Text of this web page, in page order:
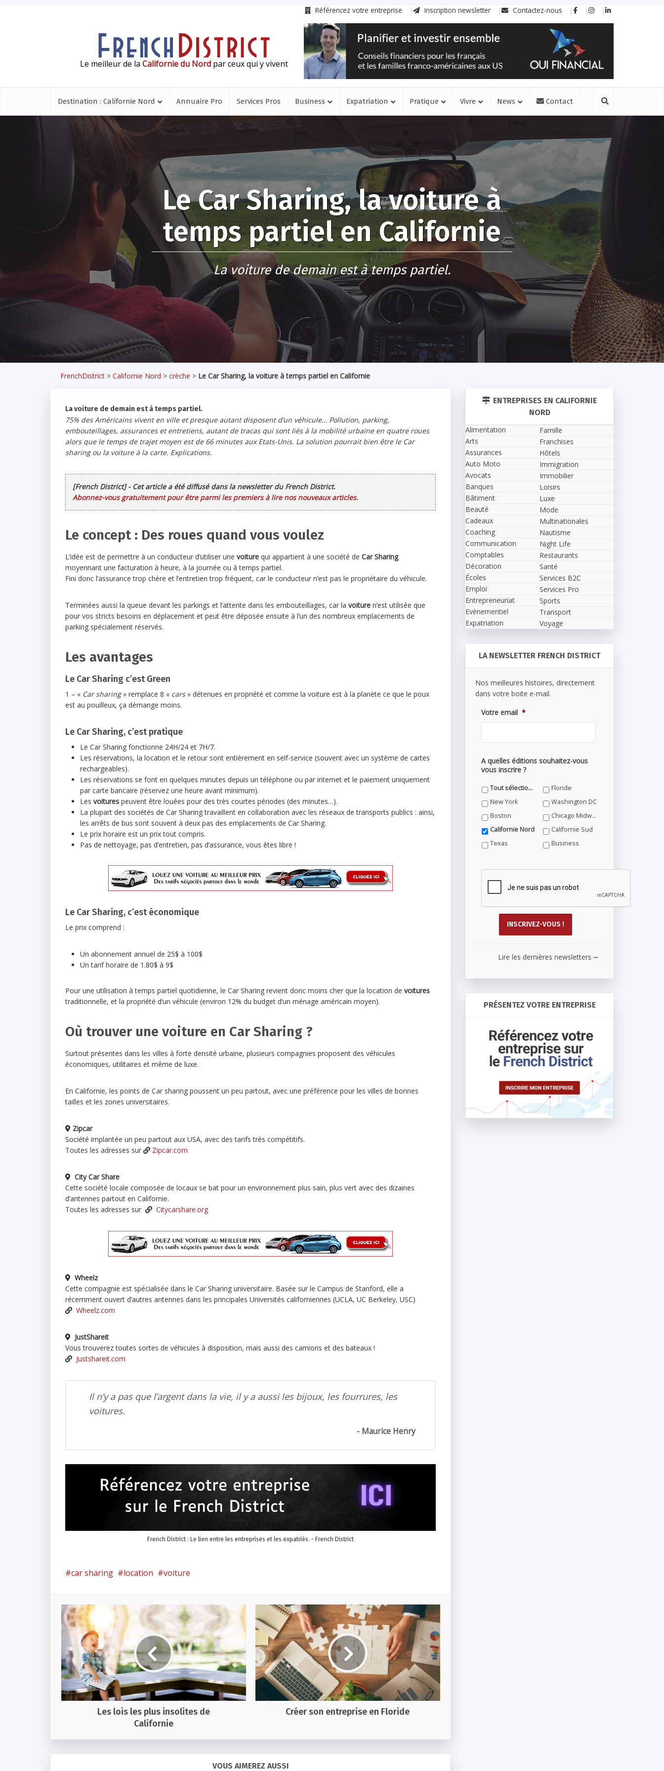
Référencez votre entreprise Inscription newsletter Contactez-nous
Le meilleur de la Californie du Nord par ceux qui y vivent
Destination : Californie Nord Annuaire Pro Services Pros Business Expatriation Pratique Vivre News Contact
Le Car Sharing, la voiture à
temps partiel en Californie
La voiture de demain est à temps partiel.
FrenchDistrict > Californie Nord > crèche > Le Car Sharing, la voiture à temps partiel en Californie
La voiture de demain est à temps partiel.
75% des Américains vivent en ville et presque autant disposent d’un véhicule… Pollution, parking,
embouteillages, assurances et entretiens, autant de tracas qui sont liés à la mobilité urbaine en quatre roues
alors que le temps de trajet moyen est de 66 minutes aux Etats-Unis. La solution pourrait bien être le Car
sharing ou la voiture à la carte. Explications.
[French District] - Cet article a été diffusé dans la newsletter du French District.
Abonnez-vous gratuitement pour être parmi les premiers à lire nos nouveaux articles.
Le concept : Des roues quand vous voulez
L’idée est de permettre à un conducteur d’utiliser une voiture qui appartient à une société de Car Sharing
moyennant une facturation à heure, à la journée ou à temps partiel.
Fini donc l’assurance trop chère et l’entretien trop fréquent, car le conducteur n’est pas le propriétaire du véhicule.
Terminées aussi la queue devant les parkings et l’attente dans les embouteillages, car la voiture n’est utilisée que
pour vos stricts besoins en déplacement et peut être déposée ensuite à l’un des nombreux emplacements de
parking spécialement réservés.
Les avantages
Le Car Sharing c’est Green
1 – « Car sharing» remplace 8 « cars» détenues en propriété et comme la voiture est à la planète ce que le poux
est au pouilleux, ça démange moins.
Le Car Sharing, c’est pratique
Le Car Sharing fonctionne 24H/24 et 7H/7.
Les réservations, la location et le retour sont entièrement en self-service (souvent avec un système de cartes
rechargeables).
Les réservations se font en quelques minutes depuis un téléphone ou par internet et le paiement uniquement
par carte bancaire (réservez une heure avant minimum).
Les voitures peuvent être louées pour des très courtes périodes (des minutes…).
La plupart des sociétés de Car Sharing travaillent en collaboration avec les réseaux de transports publics : ainsi,
les arrêts de bus sont souvent à deux pas des emplacements de Car Sharing.
Le prix horaire est un prix tout compris.
Pas de nettoyage, pas d’entretien, pas d’assurance, vous êtes libre !
Le Car Sharing, c’est économique
Le prix comprend :
Un abonnement annuel de 25$ à 100$
Un tarif horaire de 1.80$ à 9$
Pour une utilisation à temps partiel quotidienne, le Car Sharing revient donc moins cher que la location de voitures
traditionnelle, et la propriété d’un véhicule (environ 12% du budget d’un ménage américain moyen).
Où trouver une voiture en Car Sharing ?
Surtout présentes dans les villes à forte densité urbaine, plusieurs compagnies proposent des véhicules
économiques, utilitaires et même de luxe.
En Californie, les points de Car sharing poussent un peu partout, avec une préférence pour les villes de bonnes
tailles et les zones universitaires.
Zipcar
Société implantée un peu partout aux USA, avec des tarifs très compétitifs.
Toutes les adresses sur
Zipcar.com
City Car Share
Cette société locale composée de locaux se bat pour un environnement plus sain, plus vert avec des dizaines
d’antennes partout en Californie.
Toutes les adresses sur
Citycarshare.org
Wheelz
Cette compagnie est spécialisée dans le Car Sharing universitaire. Basée sur le Campus de Stanford, elle a
récemment ouvert d’autres antennes dans les principales Universités californiennes (UCLA, UC Berkeley, USC)
Wheelz.com
JustShareit
Vous trouverez toutes sortes de véhicules à disposition, mais aussi des camions et des bateaux !
Justshareit.com
Il n’y a pas que l’argent dans la vie, il y a aussi les bijoux, les fourrures, les
voitures.
Maurice Henry
French District : Le lien entre les entreprises et les expatriés. - French District
car sharing location voiture
Les lois les plus insolites de
Californie
Créer son entreprise en Floride
VOUS AIMEREZ AUSSI
ENTREPRISES EN CALIFORNIE
NORD
Alimentation
Arts
Assurances
Auto Moto
Avocats
Banques
Bâtiment
Beauté
Cadeaux
Coaching
Communication
Comptables
Décoration
Écoles
Emploi
Entrepreneuriat
Evènementiel
Expatriation
Famille
Franchises
Hôtels
Immigration
Immobilier
Loisirs
Luxe
Mode
Multinationales
Nautisme
Night Life
Restaurants
Santé
Services B2C
Services Pro
Sports
Transport
Voyage
LA NEWSLETTER FRENCH DISTRICT
Nos meilleures histoires, directement
dans votre boite e-mail.
Votre email *
A quelles éditions souhaitez-vous
vous inscrire ?
Tout sélectionner
Floride
New York
Washington DC
Boston
Chicago Midwest
Californie Nord
Californie Sud
Texas
Business
Lire les dernières newsletters ...
PRÉSENTEZ VOTRE ENTREPRISE